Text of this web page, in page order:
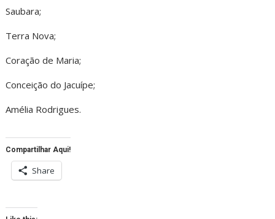
Saubara;
Terra Nova;
Coração de Maria;
Conceição do Jacuípe;
Amélia Rodrigues.
Compartilhar Aqui!
Share